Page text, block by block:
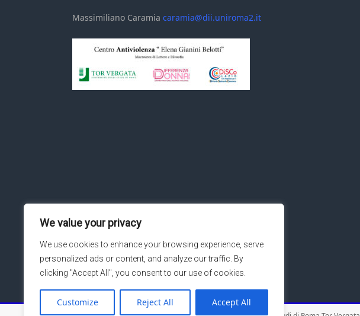
We value your privacy
We use cookies to enhance your browsing experience, serve
personalized ads or content, and analyze our traffic. By
clicking "Accept All", you consent to our use of cookies.
Customize Reject All Accept All
Massimiliano Caramia caramia@dii.uniroma2.it